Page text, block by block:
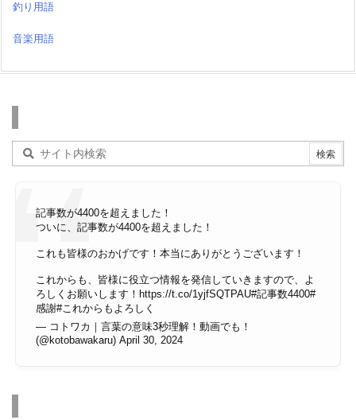
釣り用語
音楽用語
記事数が4400を超えました！
ついに、記事数が4400を超えました！
これも皆様のおかげです！本当にありがとうございます！
これからも、皆様に役立つ情報を発信していきますので、よ
ろしくお願いします！ https://t.co/1yjfSQTPAU#記事数4400#
感謝#これからもよろしく
— コトワカ｜言葉の意味3秒理解！動画でも！
(@kotobawakaru) April 30, 2024